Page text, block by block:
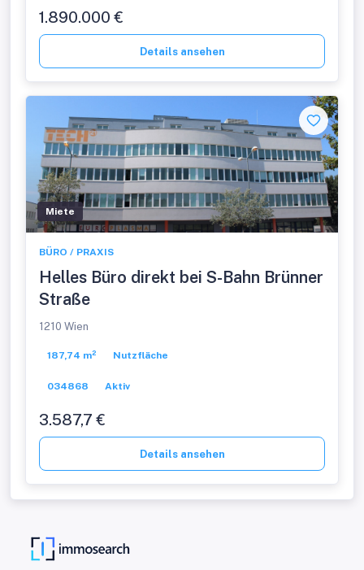
1.890.000 €
Details ansehen
Miete
BÜRO / PRAXIS
Helles Büro direkt bei S-Bahn Brünner
Straße
1210 Wien
187,74 m² Nutzfläche
034868 Aktiv
3.587,7 €
Details ansehen